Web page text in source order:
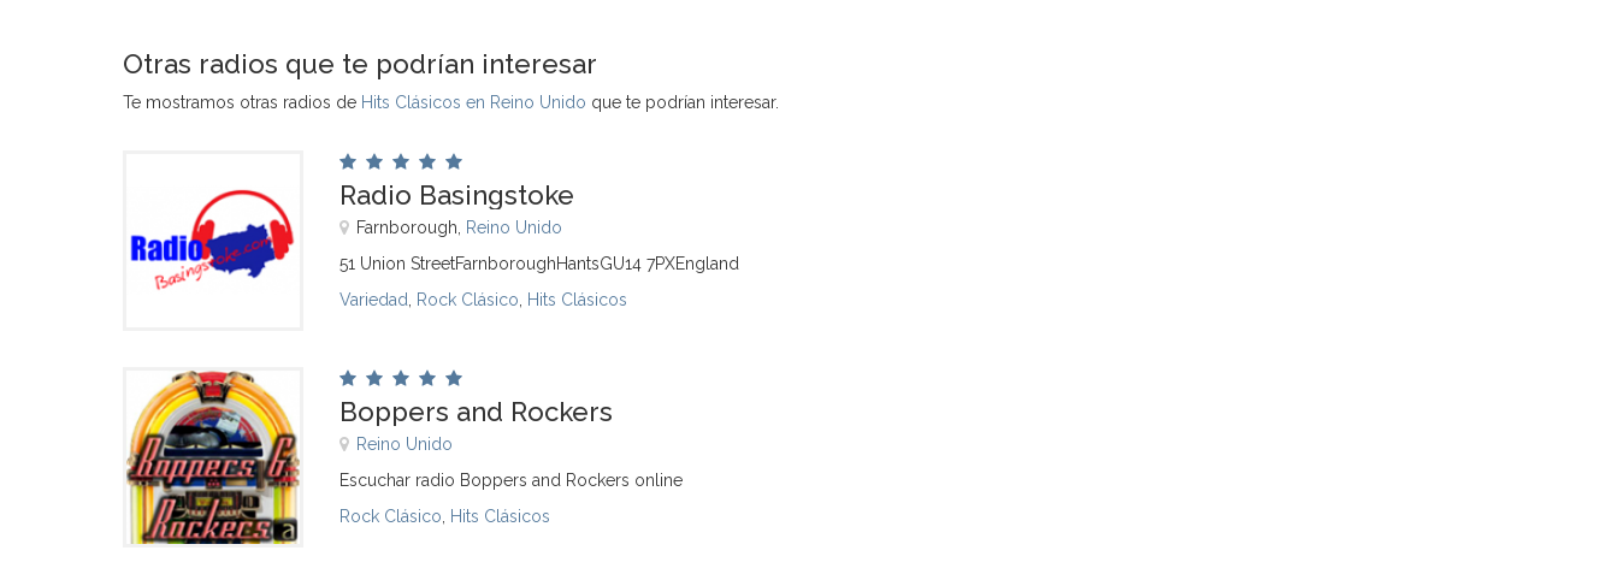
Otras radios que te podrían interesar
Te mostramos otras radios de Hits Clásicos en Reino Unido que te podrían interesar.
Radio Basingstoke
Farnborough,
Reino Unido
51 Union StreetFarnboroughHantsGU14 7PXEngland
Variedad
Rock Clásico Hits Clásicos
Boppers and Rockers
Reino Unido
Escuchar radio Boppers and Rockers online
Rock Clásico
Hits Clásicos